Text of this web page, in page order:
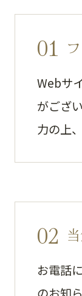
01
Webサ
がござ
力の上
02
お電話